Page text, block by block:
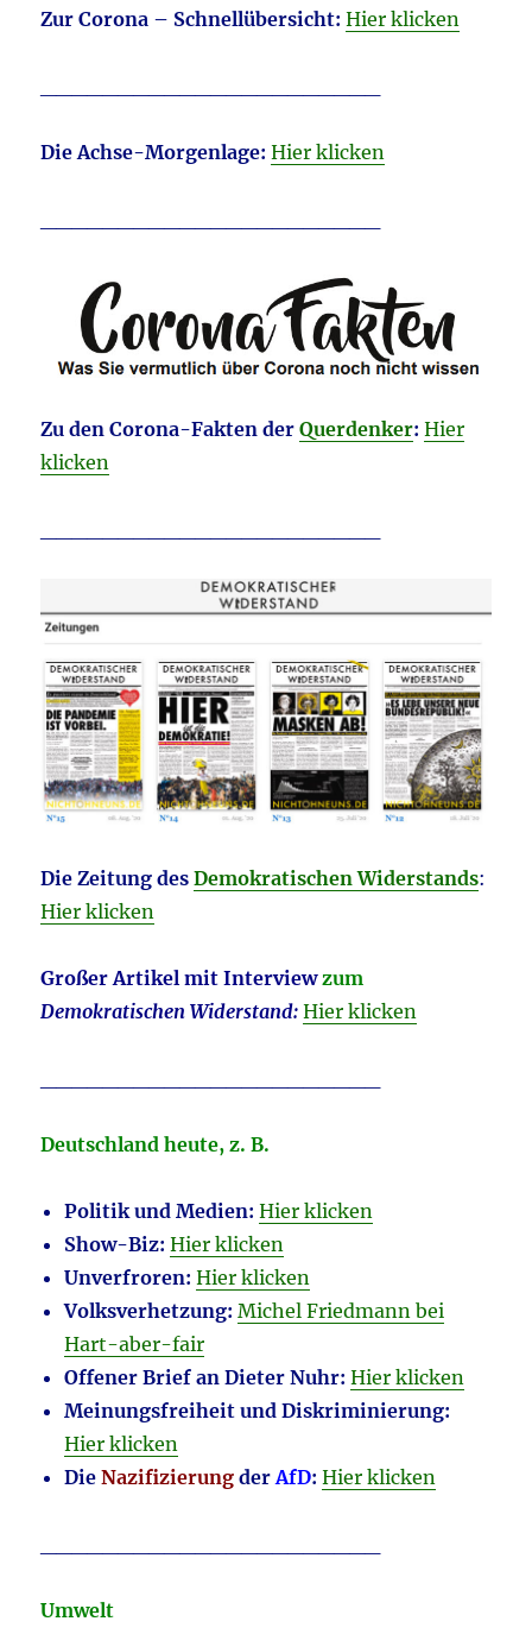
Zur Corona – Schnellübersicht: Hier klicken
Die Achse-Morgenlage:Hier klicken
Zu den Corona-Fakten derQuerdenker: Hier
klicken
Die Zeitung desDemokratischen Widerstands:
Hier klicken
Großer Artikel mit Interviewzum
Demokratischen Widerstand:Hier klicken
Deutschland heute, z. B.
Politik und Medien: Hier klicken
Show-Biz: Hier klicken
Unverfroren: Hier klicken
Volksverhetzung: Michel Friedmann bei
Hart-aber-fair
Offener Brief an Dieter Nuhr: Hier klicken
Meinungsfreiheit und Diskriminierung:
Hier klicken
DieNazifizierung derAfD:Hier klicken
Umwelt